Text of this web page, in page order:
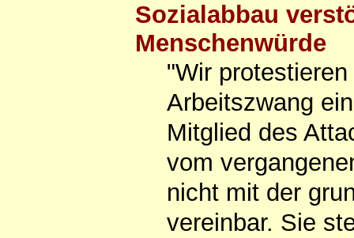
Sozialabbau
Menschenwürde
"Wir
Arbeitszwang
Mitglied des
vom
nicht mit der
vereinbar. Sie